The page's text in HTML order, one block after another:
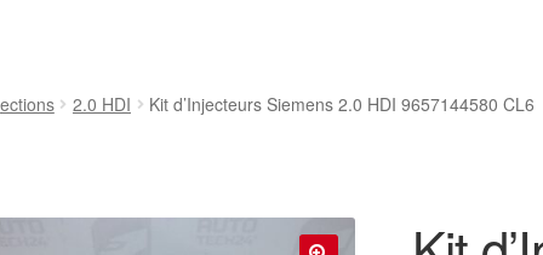
2.0 HDI Kit d’Injecteurs Siemens 2.0 HDI 9657144580 CL6